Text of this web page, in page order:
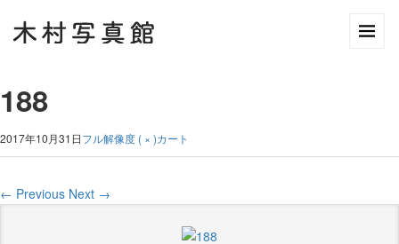
188
2017年10月31日フル解像度 ( × )カート
← Previous Next →